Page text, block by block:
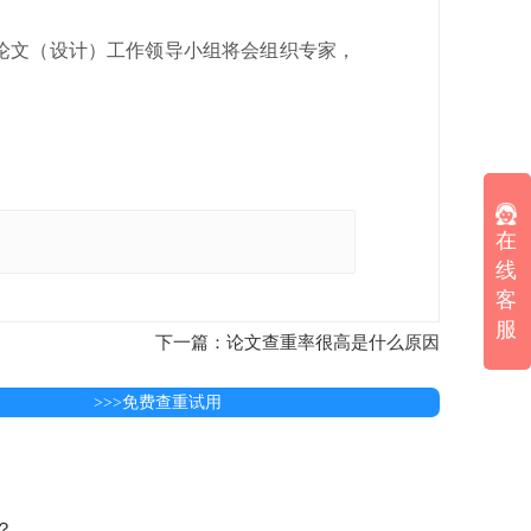
（设计）工作领导小组将会组织专家，
下一篇：论文查重率很高是什么原因
>>>免费查重试用
在
线
客
服